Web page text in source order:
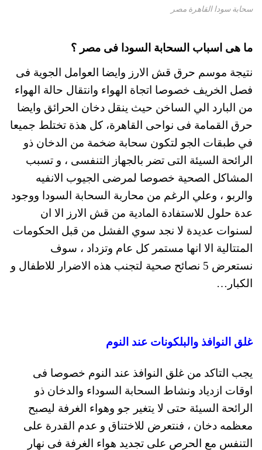
سحابة سودا القاهرة مصر
ما هى اسباب السحابة السودا فى مصر ؟
نتيجة موسم حرق قش الارز وايضا العوامل الجوية فى
فصل الخريف خصوصا اتجاة الهواء وانتقال حالة الهواء
من البارد الي الساخن حيث ينقل دخان الحرائق وايضا
حرق القمامة فى نواحى القاهرة، كل هذة تختلط جميعا
في طبقات الجو لتكون سحابة ضخمة من الدخان ذو
الرائحة السيئة التى تضر بالجهاز التنفسى ، و تسبب
المشاكل الصحية خصوصا لمرضى الجيوب الانفيه
والربو ، وعلي الرغم من محاربة السحابة السودا ووجود
عدة حلول للاستفادة المادية من قش الارز الا ان
لسنوات عديدة لا نجد سوي الفشل من قبل الحكومات
المتتالية الا انها مستمر كل عام وتزداد ، سوف
نستعرض 5 نصائح صحية لتجنب هذه الاضرار للاطفال و
الكبار…
غلق النوافذ والبلكونات عند النوم
يجب التاكد من غلق النوافذ عند النوم خصوصا فى
اوقات ازدياد ونشاط السحابة السوداء والدخان ذو
الرائحة السيئة حتى لا يتغير جو وهواء الغرفة ليصبح
معظمه دخان ، فنتعرض للاختناق و عدم القدرة على
التنفس مع الحرص على تجديد هواء الغرفة فى نهار